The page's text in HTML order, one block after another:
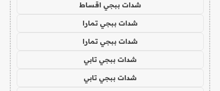
شدات ببجي اقساط
شدات ببجي تمارا
شدات ببجي تمارا
شدات ببجي تابي
شدات ببجي تابي